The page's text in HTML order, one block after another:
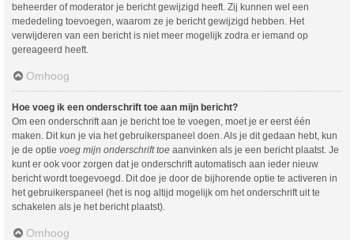
beheerder of moderator je bericht gewijzigd heeft. Zij kunnen wel een
mededeling toevoegen, waarom ze je bericht gewijzigd hebben. Het
verwijderen van een bericht is niet meer mogelijk zodra er iemand op
gereageerd heeft.
Omhoog
Hoe voeg ik een onderschrift toe aan mijn bericht?
Om een onderschrift aan je bericht toe te voegen, moet je er eerst één
maken. Dit kun je via het gebruikerspaneel doen. Als je dit gedaan hebt, kun
je de optie voeg mijn onderschrift toe aanvinken als je een bericht plaatst. Je
kunt er ook voor zorgen dat je onderschrift automatisch aan ieder nieuw
bericht wordt toegevoegd. Dit doe je door de bijhorende optie te activeren in
het gebruikerspaneel (het is nog altijd mogelijk om het onderschrift uit te
schakelen als je het bericht plaatst).
Omhoog